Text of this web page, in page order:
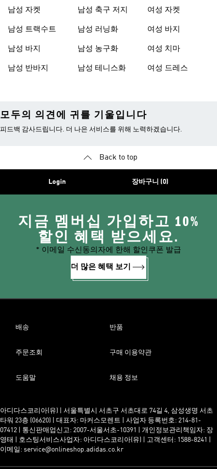
남성 자켓
남성 트랙수트
남성 바지
남성 반바지
남성 축구 저지
남성 러닝화
남성 농구화
남성 테니스화
여성 자켓
여성 바지
여성 치마
여성 드레스
모두의 의견에 귀를 기울입니다
피드백 감사드립니다. 더 나은 서비스를 위해 노력하겠습니다.
Back to top
Login 장바구니 (0)
지금 멤버십 가입하고 10%
할인 혜택 받으세요.
* 이메일 수신동의자에 한해 할인쿠폰 발급
더 많은 혜택 보기
배송 반품
주문조회 구매 이용약관
도움말 채용 정보
아디다스코리아(유) | 서울특별시 서초구 서초대로 74길 4, 삼성생명 서초
타워 23층 (06620) | 대표자: 마커스모렌트 | 사업자 등록번호: 214-81-
07412 | 통신판매업신고: 2007-서울서초-10391 | 개인정보관리책임자: 장
영태 | 호스팅서비스사업자: 아디다스코리아(유) | 고객센터: 1588-8241 |
이메일: service@onlineshop.adidas.co.kr